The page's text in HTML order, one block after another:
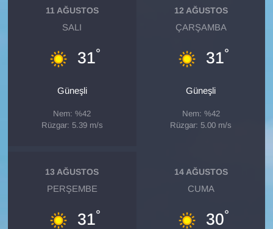
11 AĞUSTOS
SALI
31°
Güneşli
Nem: %42
Rüzgar: 5.39 m/s
12 AĞUSTOS
ÇARŞAMBA
31°
Güneşli
Nem: %42
Rüzgar: 5.00 m/s
13 AĞUSTOS
PERŞEMBE
31°
14 AĞUSTOS
CUMA
30°